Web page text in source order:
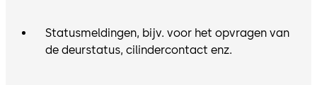
Statusmeldingen, bijv. voor het opvragen van
de deurstatus, cilindercontact enz.